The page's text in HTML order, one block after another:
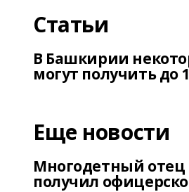
Статьи
В Башкирии
могут получить до
Еще новости
Многодетный
получил